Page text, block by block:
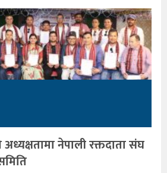
नेपाली रक्तदाता संघ